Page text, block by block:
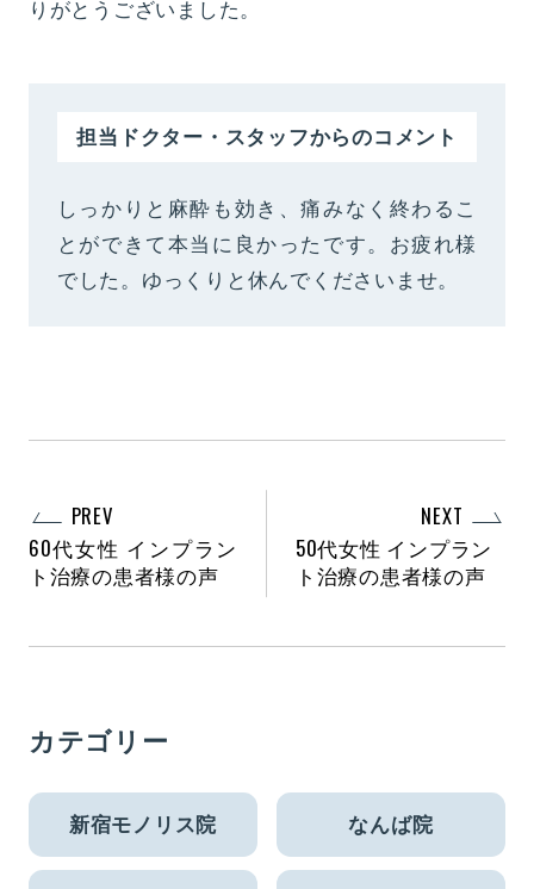
りがとうございました。
担当ドクター・スタッフからのコメント
しっかりと麻酔も効き、痛みなく終わるこ
とができて本当に良かったです。お疲れ様
でした。ゆっくりと休んでくださいませ。
PREV
60代女性 インプラン
ト治療の患者様の声
NEXT
50代女性 インプラン
ト治療の患者様の声
カテゴリー
新宿モノリス院 なんば院